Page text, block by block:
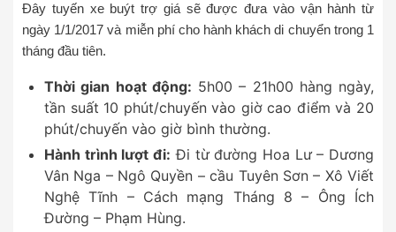
Đây tuyến xe buýt trợ giá sẽ được đưa vào vận hành từ
ngày 1/1/2017 và miễn phí cho hành khách di chuyển trong 1
tháng đầu tiên.
Thời gian hoạt động: 5h00 – 21h00 hàng ngày,
tần suất 10 phút/chuyến vào giờ cao điểm và 20
phút/chuyến vào giờ bình thường.
Hành trình lượt đi: Đi từ đường Hoa Lư – Dương
Vân Nga – Ngô Quyền – cầu Tuyên Sơn – Xô Viết
Nghệ Tĩnh – Cách mạng Tháng 8 – Ông Ích
Đường – Phạm Hùng.